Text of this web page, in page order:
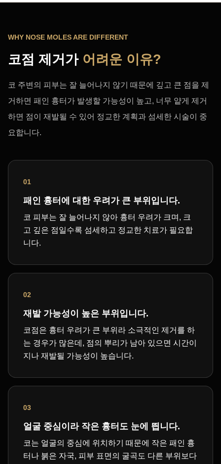
WHY NOSE MOLES ARE DIFFERENT
코점 제거가 어려운 이유?
코 주변의 피부는 잘 늘어나지 않기 때문에 깊고 큰 점을 제
거하면 패인 흉터가 발생할 가능성이 높고, 너무 얕게 제거
하면 점이 재발될 수 있어 정교한 계획과 섬세한 시술이 중
요합니다.
01
패인 흉터에 대한 우려가 큰 부위입니다.
코 피부는 잘 늘어나지 않아 흉터 우려가 크며, 크
고 깊은 점일수록 섬세하고 정교한 치료가 필요합
니다.
02
재발 가능성이 높은 부위입니다.
코점은 흉터 우려가 큰 부위라 소극적인 제거를 하
는 경우가 많은데, 점의 뿌리가 남아 있으면 시간이
지나 재발될 가능성이 높습니다.
03
얼굴 중심이라 작은 흉터도 눈에 띕니다.
코는 얼굴의 중심에 위치하기 때문에 작은 패인 흉
터나 붉은 자국, 피부 표면의 굴곡도 다른 부위보다